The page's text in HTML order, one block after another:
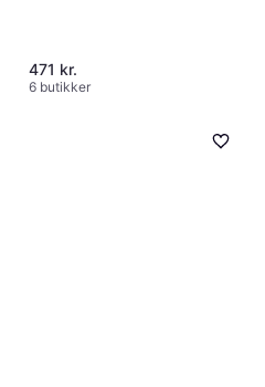
471 kr.
6 butikker